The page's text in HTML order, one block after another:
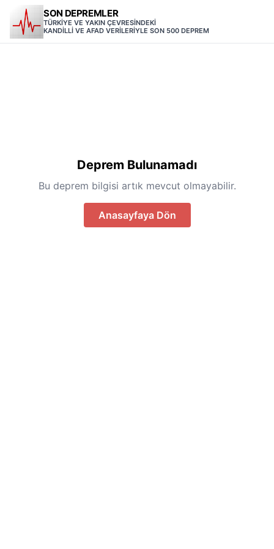
SON DEPREMLER
TÜRKİYE VE YAKIN ÇEVRESİNDEKİ
KANDİLLİ VE AFAD VERİLERİYLE SON 500 DEPREM
Deprem Bulunamadı
Bu deprem bilgisi artık mevcut olmayabilir.
Anasayfaya Dön